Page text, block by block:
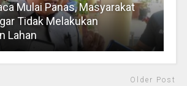
Mulai Panas, Masyarakat
Tidak Melakukan
Lahan
Older Post